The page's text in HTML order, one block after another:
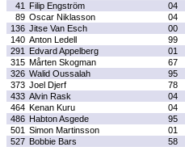
41 Filip Engström 04
89 Oscar Niklasson 04
136 Jitse Van Esch 00
140 Anton Ledell 99
291
Edvard Appelberg 01
315 Mårten Skogman 67
326 Walid Oussalah 95
373 Joel Djerf 78
433 Alvin Rask 04
464 Kenan Kuru 04
486 Habton Asgede 95
501 Simon Martinsson 01
527 Bobbie Bars 58